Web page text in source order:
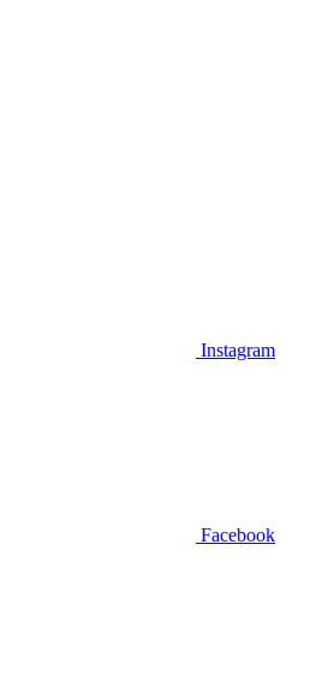
Instagram
Facebook